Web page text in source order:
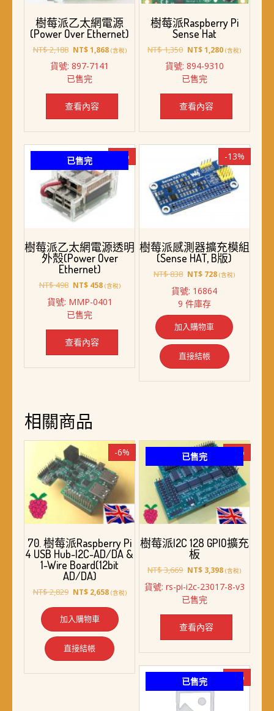
樹莓派乙太網電源
(Power Over Ethernet)
NT$2,188 原
價
格：
NT$ 2,188。
NT$1,868目
NT$ 1,868。
(含稅)
貨號: 897-7141
已售完
查看內容
樹莓派Raspberry Pi
Sense Hat
NT$1,350 原
價
格：
NT$ 1,350。
NT$1,280目
價
NT$ 1,280。
(含稅)
貨號: 894-9310
已售完
查看內容
已售完 -8%
樹莓派乙太網電源透明
外殼(Power Over
Ethernet)
NT$498 原
價
格：
NT$ 498。
NT$458目
價
NT$ 458。
(含稅)
貨號: MMP-0401
已售完
查看內容
-13%
樹莓派感測器擴充模組
(Sense HAT, B版)
NT$838 原
價
格：
NT$ 838。
NT$ 728目
價
NT$ 728。
(含稅)
貨號: 16864
9 件庫存
加入購物車
直接結帳
相關商品
-6%
70. 樹莓派Raspberry Pi
4 USB Hub-I2C-AD/DA &
1-Wire Board(12bit
AD/DA)
NT$2,829 原
格：
NT$ 2,829。
NT$2,658目
價
格：
NT$ 2,658。
(含稅)
加入購物車
直接結帳
已售完 -7%
樹莓派I2C 128 GPIO擴充
板
NT$3,669 原
價
格：
NT$ 3,669。
NT$ 3,398目
價
NT$ 3,398。
(含稅)
貨號: rs-pi-i2c-23017-8-v3
已售完
查看內容
已售完 -6%